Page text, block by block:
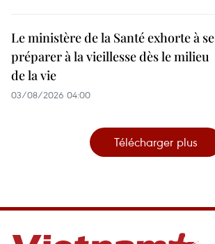
Le ministère de la Santé exhorte à se
préparer à la vieillesse dès le milieu
de la vie
03/08/2026 04:00
Télécharger plus